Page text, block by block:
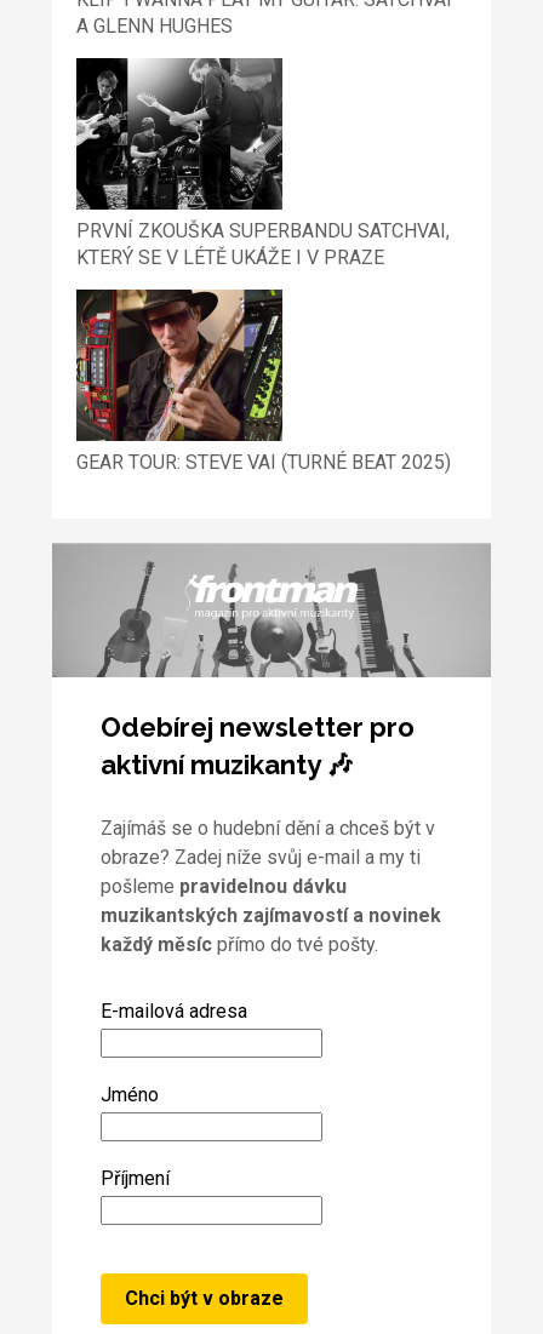
A GLENN HUGHES
PRVNÍ ZKOUŠKA SUPERBANDU SATCHVAI,
KTERÝ SE V LÉTĚ UKÁŽE I V PRAZE
GEAR TOUR: STEVE VAI (TURNÉ BEAT 2025)
Odebírej newsletter pro
aktivní muzikanty 🎶
Zajímáš se o hudební dění a chceš být v
obraze? Zadej níže svůj e-mail a my ti
pošleme pravidelnou dávku
muzikantských zajímavostí a novinek
každý měsícpřímo do tvé pošty.
E-mailová adresa
Jméno
Příjmení